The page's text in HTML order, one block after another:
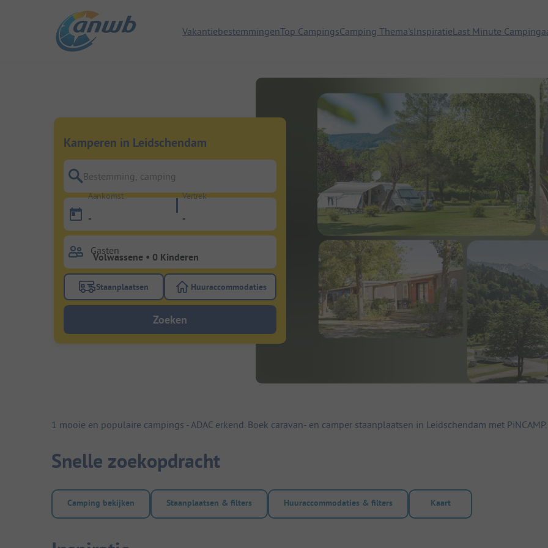
VakantiebestemmingenTop CampingsCamping Thema'sInspiratieLast Minute
Kamperen in Leidschendam
Bestemming, camping
Aankomst
-
Vertrek
-
Gasten
Gebruik de filterknop staanplaatsen om te zoeken naar staanplaatsen
Staanplaatsen Gebruik de filterknop huuraccommodaties om te zoeken naar huuraccommodaties
Huuraccommodaties
Zoeken
1 mooie en populaire campings - ADAC erkend. Boek caravan- en camper staanplaatsen in Leidschendam met
Snelle zoekopdracht
Camping bekijken Staanplaatsen & filters Huuraccommodaties & filters Kaart